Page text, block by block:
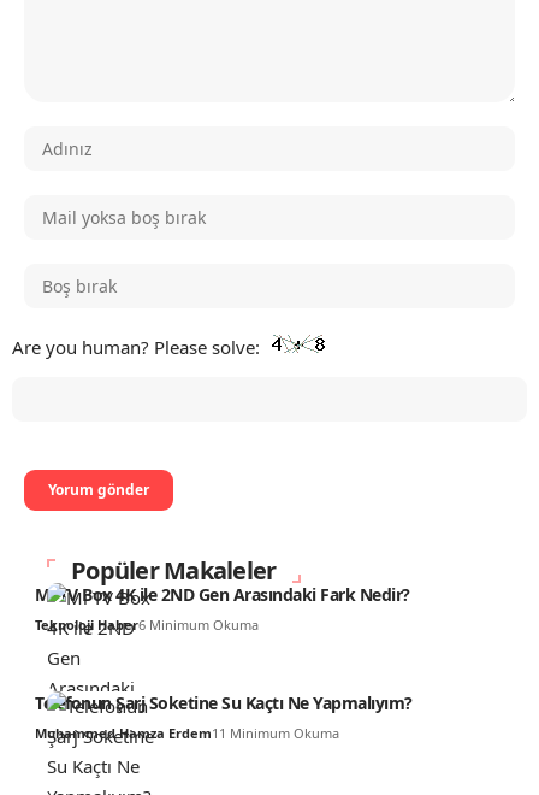
Are you human? Please solve:
Popüler Makaleler
Mi TV Box 4K ile 2ND Gen Arasındaki Fark Nedir?
Teknoloji Haber6 Minimum Okuma
Telefonun Şarj Soketine Su Kaçtı Ne Yapmalıyım?
Muhammed Hamza Erdem11 Minimum Okuma